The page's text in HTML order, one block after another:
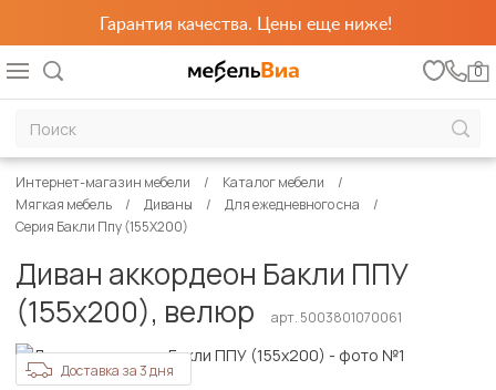
Гарантия качества. Цены еще ниже!
0
Интернет-магазин мебели
Каталог мебели
Мягкая мебель
Диваны
Для ежедневного сна
Серия Бакли Ппу (155Х200)
Диван аккордеон Бакли ППУ
(155х200), велюр
арт. 5003801070061
Доставка за 3 дня